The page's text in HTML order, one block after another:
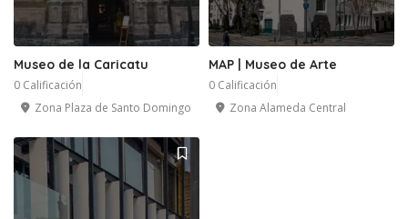
Museo de la Caricatu
0 Calificación
Zona Plaza de Santo Domingo
MAP | Museo de Arte
0 Calificación
Zona Alameda Central